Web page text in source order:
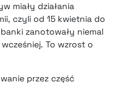
miały działania
czyli od 15 kwietnia do
zanotowały niemal
To wzrost o
przez część